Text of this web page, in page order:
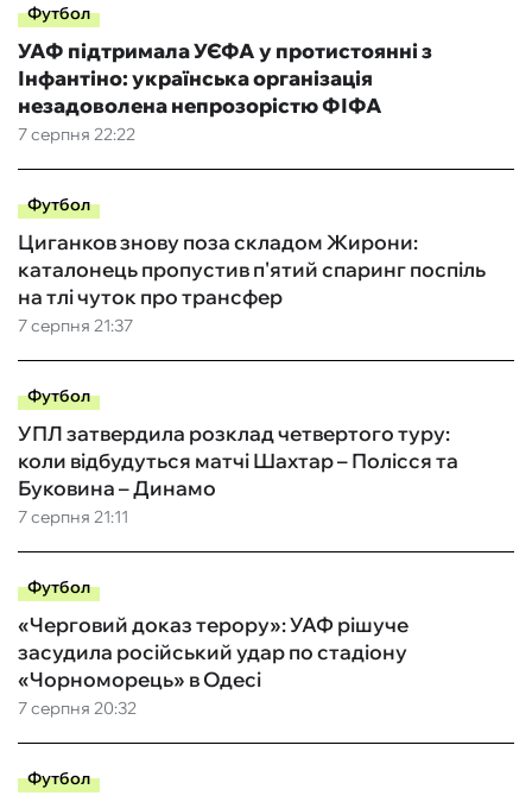
Футбол
7 серпня 22:22
УАФ підтримала УЄФА у протистоянні з
Інфантіно: українська організація
незадоволена непрозорістю ФІФА
Футбол
7 серпня 21:37
Циганков знову поза складом Жирони:
каталонець пропустив п'ятий спаринг поспіль
на тлі чуток про трансфер
Футбол
7 серпня 21:11
УПЛ затвердила розклад четвертого туру:
коли відбудуться матчі Шахтар – Полісся та
Буковина – Динамо
Футбол
7 серпня 20:32
«Черговий доказ терору»: УАФ рішуче
засудила російський удар по стадіону
«Чорноморець» в Одесі
Футбол